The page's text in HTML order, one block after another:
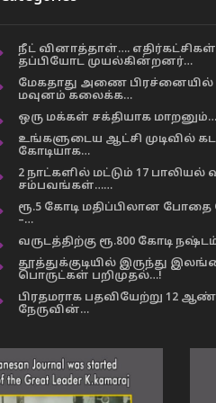
நீட் வினாத்தாள்….
தப்பியோட முயல்கின்றனர்…
மேகதாது அணை பிரச்னையில்
மவுனம் கலைக்க…
ஒரு மக்கள் சக்தியாக
உங்களுடைய ஆட்சி முடிவில்
கோடியாக…
2 நாட்களில் மட்டும் 17
சம்பவங்கள்……
ரூ.5 கோடி மதிப்பிலான
–…
வருடத்திற்கு ரூ.800 கோடி
தூத்துக்குடியில் இருந்து
பொருட்கள் பறிமுதல்…!
பிரதமராக பதவியேற்று 12
நேருவின்…